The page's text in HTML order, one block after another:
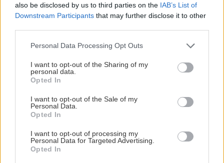
also be disclosed by us to third parties on the IAB’s List of
Downstream Participants that may further disclose it to other
Please note that this website/app uses one or more Google
not limited to your visit or usage behaviour. You may click to
grant or deny consent to Google and its third-party tags to
use your data for below specified purposes in below Google
consent section.
Personal Data Processing Opt Outs
I want to opt-out of the Sharing of my
personal data.
Opted In
I want to opt-out of the Sale of my
Personal Data.
Opted In
I want to opt-out of processing my
Personal Data for Targeted Advertising.
Opted In